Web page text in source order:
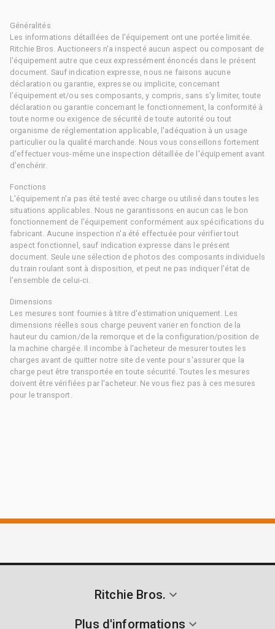
Généralités
Les informations détaillées de l'équipement ont une portée limitée.
Ritchie Bros. Auctioneers n'a inspecté aucun aspect ou composant de
l'équipement autre que ceux expressément énoncés dans le présent
document. Sauf indication expresse, nous ne faisons aucune
déclaration ou garantie, expresse ou implicite, concernant
l'équipement et/ou ses composants, y compris, sans s'y limiter, toute
déclaration ou garantie concernant le fonctionnement, la conformité à
toute norme ou exigence de sécurité de toute autorité ou tout
organisme de réglementation applicable, l'adéquation à un usage
particulier ou la qualité marchande. Nous vous conseillons fortement
d'effectuer vous-même une inspection détaillée de l'équipement avant
d'enchérir.
Fonctions
L'équipement n'a pas été testé avec charge ou utilisé dans toutes les
situations applicables. Nous ne garantissons en aucun cas le bon
fonctionnement de l'équipement conformément aux spécifications du
fabricant. Aucune inspection n'a été effectuée pour vérifier tout
aspect fonctionnel, sauf indication expresse dans le présent
document. Seule une sélection de photos des composants individuels
du train roulant sont à disposition, et peut ne pas indiquer l'état de
l'ensemble de celui-ci.
Dimensions
Les mesures sont fournies à titre d'estimation uniquement. Les
dimensions réelles sous charge peuvent varier en fonction de la
hauteur du camion/de la remorque et de la configuration/position de
la machine chargée. Il incombe à l'acheteur de mesurer toutes les
charges avant de quitter notre site de vente pour s'assurer que la
charge peut être transportée en toute sécurité. Toutes les mesures
doivent être vérifiées par l'acheteur. Ne vous fiez pas à ces mesures
pour le transport.
Ritchie Bros.
Plus d'informations